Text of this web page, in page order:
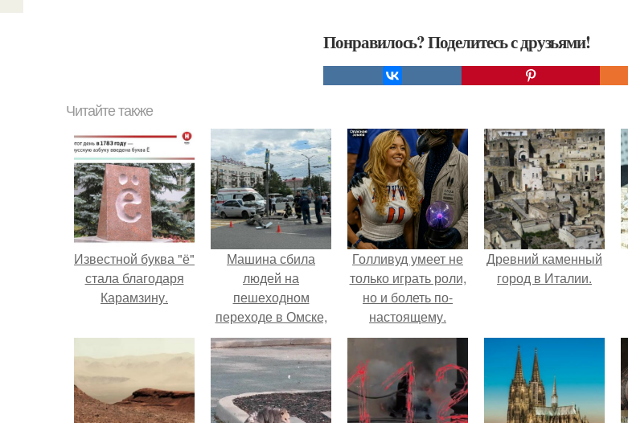
Понравилось? Поделитесь с друзьями!
Читайте также
Известной буква "ё"
стала благодаря
Карамзину.
Машина сбила
людей на
пешеходном
переходе в Омске,
пострадали 8
человек.
Голливуд умеет не
только играть роли,
но и болеть по-
настоящему.
Древний каменный
город в Италии.